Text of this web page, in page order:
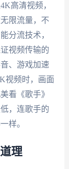
高清视频，
限流量，不
分流技术，
视频传输的
、游戏加速
视频时，画面
看《歌手》
，连歌手的
样。
理